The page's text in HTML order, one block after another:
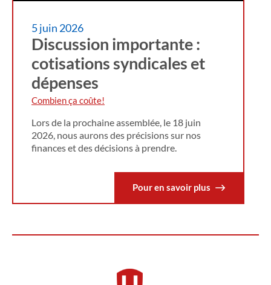
5 juin 2026
Discussion importante :
cotisations syndicales et
dépenses
Combien ça coûte!
Lors de la prochaine assemblée, le 18 juin
2026, nous aurons des précisions sur nos
finances et des décisions à prendre.
Pour en savoir plus